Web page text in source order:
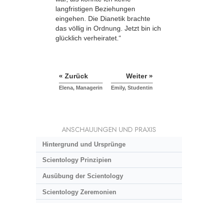
langfristigen Beziehungen
eingehen. Die Dianetik brachte
das völlig in Ordnung. Jetzt bin ich
glücklich verheiratet.“
« Zurück
Elena, Managerin
Weiter »
Emily, Studentin
ANSCHAUUNGEN UND PRAXIS
Hintergrund und Ursprünge
Scientology Prinzipien
Ausübung der Scientology
Scientology Zeremonien